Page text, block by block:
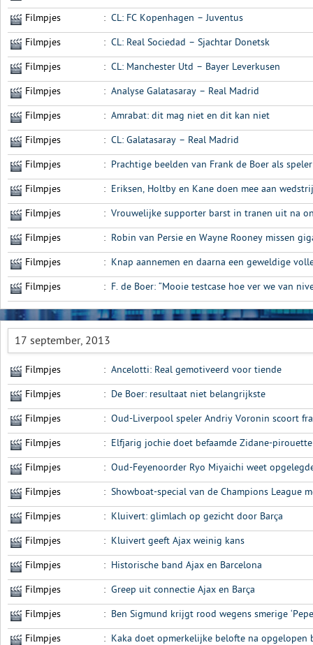
Filmpjes : CL: FC Kopenhagen – Juventus
Filmpjes : CL: Real Sociedad – Sjachtar Donetsk
Filmpjes : CL: Manchester Utd – Bayer Leverkusen
Filmpjes : Analyse Galatasaray – Real Madrid
Filmpjes : Amrabat: dit mag niet en dit kan niet
Filmpjes : CL: Galatasaray – Real Madrid
Filmpjes : Prachtige beelden van Frank de Boer als
Filmpjes : Eriksen, Holtby en Kane doen mee aan
Filmpjes : Vrouwelijke supporter barst in tranen uit na
Filmpjes : Robin van Persie en Wayne Rooney missen
Filmpjes : Knap aannemen en daarna een geweldige
Filmpjes : F. de Boer: “Mooie testcase hoe ver we van
17 september, 2013
Filmpjes : Ancelotti: Real gemotiveerd voor tiende
Filmpjes : De Boer: resultaat niet belangrijkste
Filmpjes : Oud-Liverpool speler Andriy Voronin scoort
Filmpjes : Elfjarig jochie doet befaamde Zidane-
Filmpjes : Oud-Feyenoorder Ryo Miyaichi weet
Filmpjes : Showboat-special van de Champions League
Filmpjes : Kluivert: glimlach op gezicht door Barça
Filmpjes : Kluivert geeft Ajax weinig kans
Filmpjes : Historische band Ajax en Barcelona
Filmpjes : Greep uit connectie Ajax en Barça
Filmpjes : Ben Sigmund krijgt rood wegens smerige
Filmpjes : Kaka doet opmerkelijke belofte na opgelopen